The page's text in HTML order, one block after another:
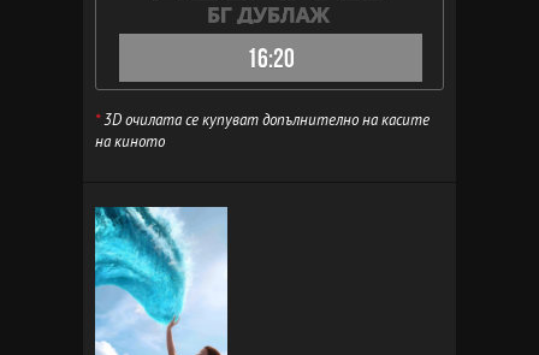
16:20
*3D очилата се купуват допълнително на касите
на киното